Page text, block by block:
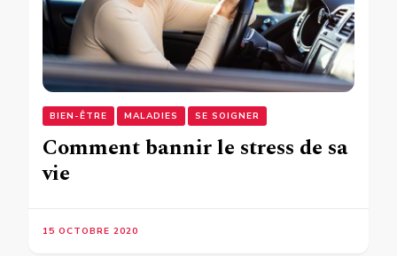
BIEN-ÊTRE MALADIES SE SOIGNER
Comment bannir le stress de sa
vie
15 OCTOBRE 2020